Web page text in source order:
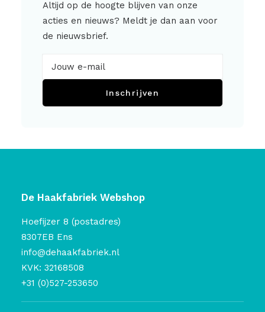
Altijd op de hoogte blijven van onze
acties en nieuws? Meldt je dan aan voor
de nieuwsbrief.
Inschrijven
De Haakfabriek Webshop
Hoefijzer 8 (postadres)
8307EB Ens
info@dehaakfabriek.nl
KVK: 32168508
+31 (0)527-253650